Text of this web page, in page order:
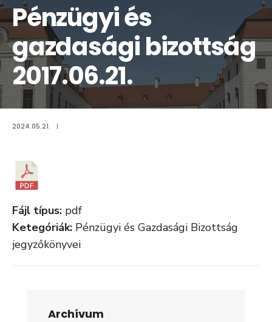
Pénzügyi és
gazdasági bizottság
2017.06.21.
2024.05.21. |
Fájl típus: pdf
Ketegóriák: Pénzügyi és Gazdasági Bizottság
jegyzőkönyvei
Archívum